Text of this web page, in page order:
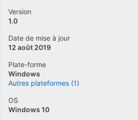
Version
1.0
Date de mise à jour
12 août 2019
Plate-forme
Windows
Autres plateformes (1)
OS
Windows 10